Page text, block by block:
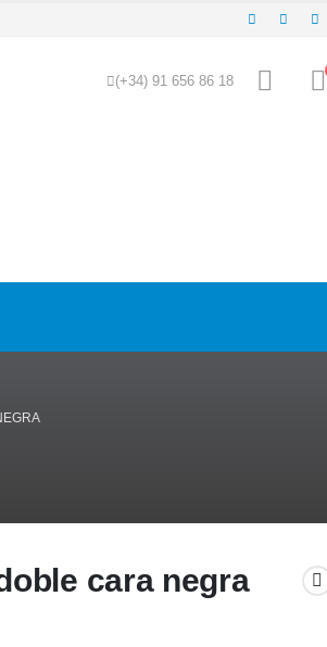
(+34) 91 656 86 18
cara negra